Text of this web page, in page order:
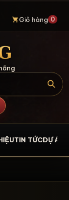
Giỏ hàng 0
TIN TỨCDỰ ÁN